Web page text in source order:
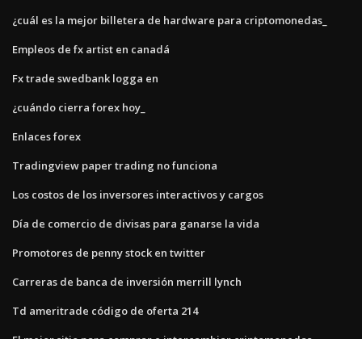
¿cuál es la mejor billetera de hardware para criptomonedas_
Empleos de fx artist en canadá
Fx trade swedbank logga en
¿cuándo cierra forex hoy_
Enlaces forex
Tradingview paper trading no funciona
Los costos de los inversores interactivos y cargos
Día de comercio de divisas para ganarse la vida
Promotores de penny stock en twitter
Carreras de banca de inversión merrill lynch
Td ameritrade código de oferta 214